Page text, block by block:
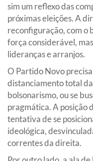
sim um reflexo das
próximas eleições. A
reconfiguração, com o
força considerável,
lideranças e arranjos.
O Partido Novo
distanciamento total
bolsonarismo, ou se
pragmática. A posição
tentativa de se
ideológica,
correntes da direita.